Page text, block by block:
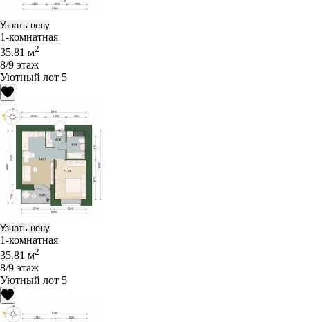
Узнать цену
1-комнатная
35.81 м2
8/9 этаж
Уютный лот 5
Узнать цену
1-комнатная
35.81 м2
8/9 этаж
Уютный лот 5